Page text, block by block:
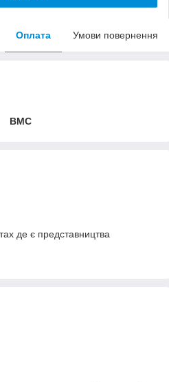
Оплата Умови повернення
BMC
де є представництва